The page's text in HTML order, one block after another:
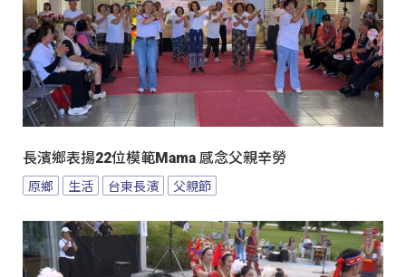
長濱鄉表揚22位模範Mama 感念父親辛勞
原鄉 生活 台東長濱 父親節